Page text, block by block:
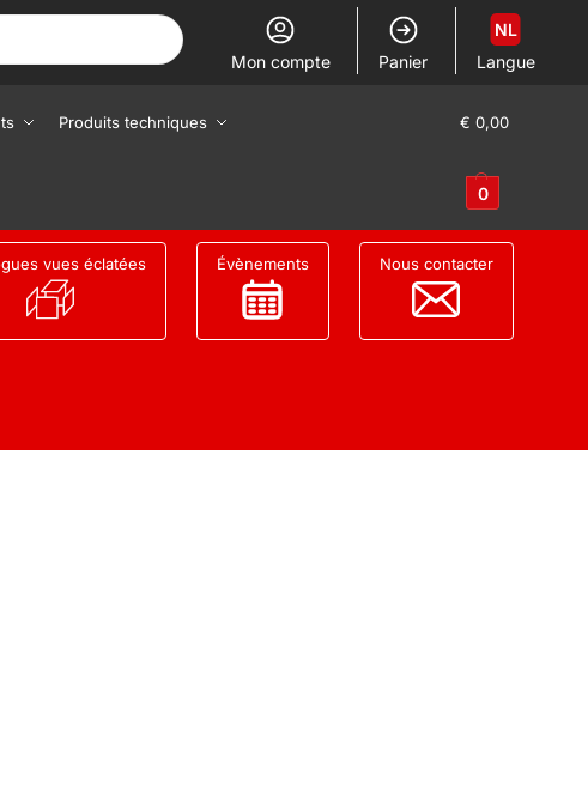
Mon compte Panier Langue
NL
Produits techniques € 0,00
0
vues éclatées Évènements Nous contacter